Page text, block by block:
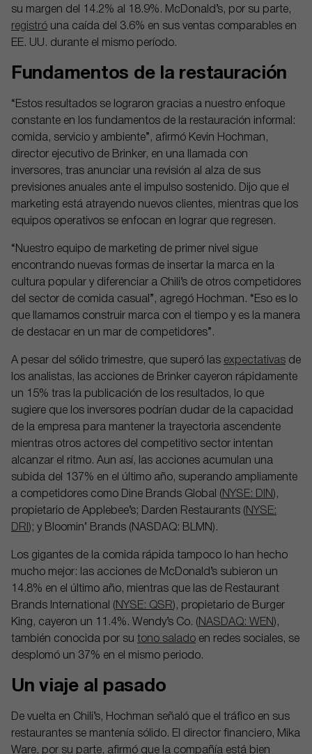
su margen del 14.2% al 18.9%. McDonald’s, por su parte,
registró una caída del 3.6% en sus ventas comparables en
EE. UU. durante el mismo período.
Fundamentos de la restauración
“Estos resultados se lograron gracias a nuestro enfoque
constante en los fundamentos de la restauración informal:
comida, servicio y ambiente”, afirmó Kevin Hochman,
director ejecutivo de Brinker, en una llamada con
inversores, tras anunciar una revisión al alza de sus
previsiones anuales ante el impulso sostenido. Dijo que el
marketing está atrayendo nuevos clientes, mientras que los
equipos operativos se enfocan en lograr que regresen.
“Nuestro equipo de marketing de primer nivel sigue
encontrando nuevas formas de insertar la marca en la
cultura popular y diferenciar a Chili’s de otros competidores
del sector de comida casual”, agregó Hochman. “Eso es lo
que llamamos construir marca con el tiempo y es la manera
de destacar en un mar de competidores”.
A pesar del sólido trimestre, que superó las expectativas de
los analistas, las acciones de Brinker cayeron rápidamente
un 15% tras la publicación de los resultados, lo que
sugiere que los inversores podrían dudar de la capacidad
de la empresa para mantener la trayectoria ascendente
mientras otros actores del competitivo sector intentan
alcanzar el ritmo. Aun así, las acciones acumulan una
subida del 137% en el último año, superando ampliamente
a competidores como Dine Brands Global ( NYSE: DIN ),
propietario de Applebee’s; Darden Restaurants ( NYSE:
DRI ); y Bloomin’ Brands (NASDAQ: BLMN).
Los gigantes de la comida rápida tampoco lo han hecho
mucho mejor: las acciones de McDonald’s subieron un
14.8% en el último año, mientras que las de Restaurant
Brands International ( NYSE: QSR), propietario de Burger
King, cayeron un 11.4%. Wendy’s Co. ( NASDAQ: WEN ),
también conocida por su tono salado en redes sociales, se
desplomó un 37% en el mismo periodo.
Un viaje al pasado
De vuelta en Chili’s, Hochman señaló que el tráfico en sus
restaurantes se mantenía sólido. El director financiero, Mika
Ware, por su parte, afirmó que la compañía está bien